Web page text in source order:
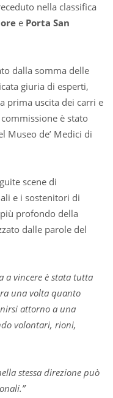
nella classifica
e Porta San
dalla somma delle
giuria di esperti,
prima uscita dei carri e
è stato
Museo de’ Medici di
scene di
e i sostenitori di
profondo della
dalle parole del
a vincere è stata tutta
una volta quanto
attorno a una
volontari, rioni,
stessa direzione può